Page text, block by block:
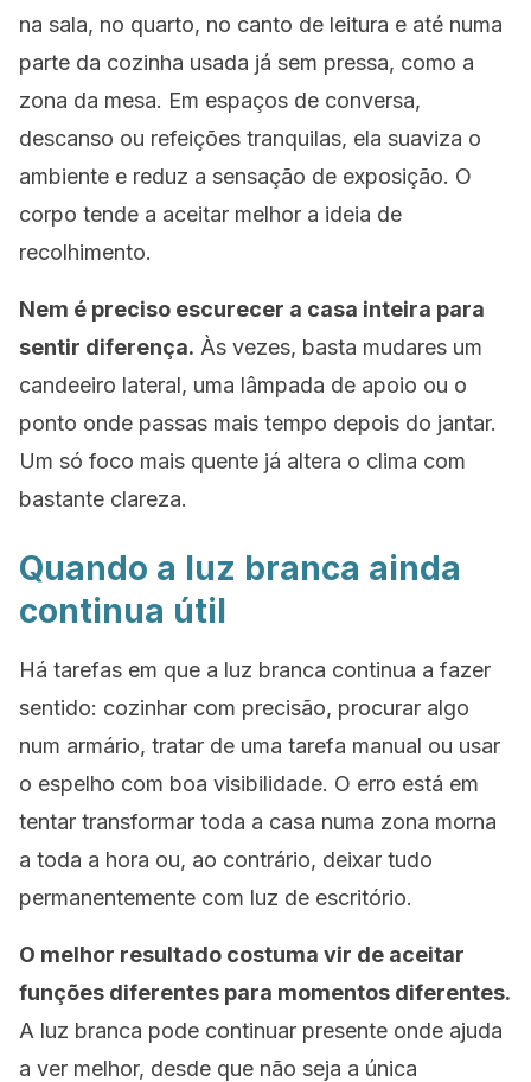
na sala, no quarto, no canto de leitura e até numa
parte da cozinha usada já sem pressa, como a
zona da mesa. Em espaços de conversa,
descanso ou refeições tranquilas, ela suaviza o
ambiente e reduz a sensação de exposição. O
corpo tende a aceitar melhor a ideia de
recolhimento.
Nem é preciso escurecer a casa inteira para
sentir diferença. Às vezes, basta mudares um
candeeiro lateral, uma lâmpada de apoio ou o
ponto onde passas mais tempo depois do jantar.
Um só foco mais quente já altera o clima com
bastante clareza.
Quando a luz branca ainda
continua útil
Há tarefas em que a luz branca continua a fazer
sentido: cozinhar com precisão, procurar algo
num armário, tratar de uma tarefa manual ou usar
o espelho com boa visibilidade. O erro está em
tentar transformar toda a casa numa zona morna
a toda a hora ou, ao contrário, deixar tudo
permanentemente com luz de escritório.
O melhor resultado costuma vir de aceitar
funções diferentes para momentos diferentes.
A luz branca pode continuar presente onde ajuda
a ver melhor, desde que não seja a única